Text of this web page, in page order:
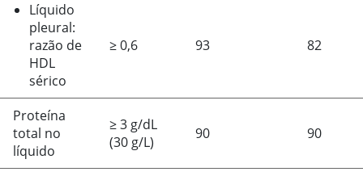
Líquido
pleural:
razão de
HDL
sérico
≥0,6 93 82
Proteína
total no
líquido
≥3 g/dL
(30 g/L)
90 90